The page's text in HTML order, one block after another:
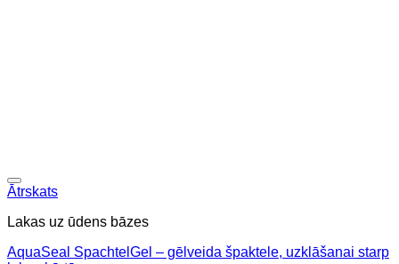
Ātrskats
Lakas uz ūdens bāzes
AquaSeal SpachtelGel – gēlveida špaktele, uzklāšanai starp